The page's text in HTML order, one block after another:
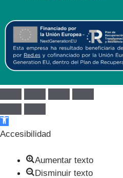
Abrir barra de herramientas
Accesibilidad
Aumentar texto
Disminuir texto